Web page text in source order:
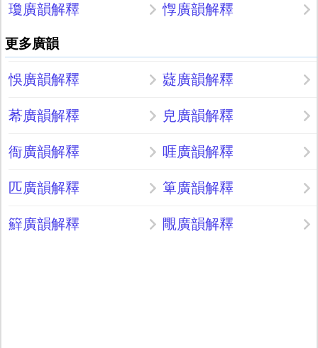
瓊廣韻解釋 惸廣韻解釋
更多廣韻
悞廣韻解釋 薿廣韻解釋
莃廣韻解釋 皃廣韻解釋
衙廣韻解釋 啀廣韻解釋
匹廣韻解釋 箄廣韻解釋
䉳廣韻解釋 覸廣韻解釋